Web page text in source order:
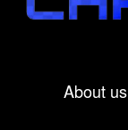
About us